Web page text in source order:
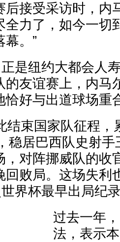
接受采访时，内
全力了，如今一切
幕。”
正是纽约大都会人
的友谊赛上，内马
恰好与出道球场重
结束国家队征程，
稳居巴西队史射
，对阵挪威队的收
回败局。这场失利
界杯最早出局纪
过去一年
法，表示